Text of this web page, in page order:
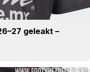
geleakt –